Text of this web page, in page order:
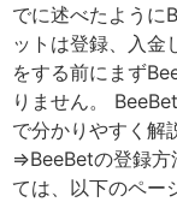
でに述べたよう
ットは登録、入金
をする前にまず
りません。
で分かりやすく解
⇒BeeBetの登録方
ては、以下のペー